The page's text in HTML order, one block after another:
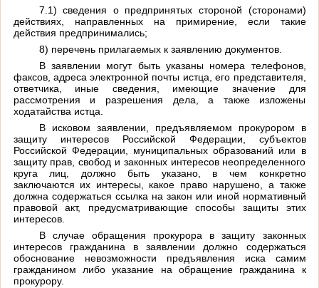
7.1) сведения о предпринятых стороной (сторонами)
действиях, направленных на примирение, если такие
действия предпринимались;
8) перечень прилагаемых к заявлению документов.
В заявлении могут быть указаны номера телефонов,
факсов, адреса электронной почты истца, его представителя,
ответчика, иные сведения, имеющие значение для
рассмотрения и разрешения дела, а также изложены
ходатайства истца.
В исковом заявлении, предъявляемом прокурором в
защиту интересов Российской Федерации, субъектов
Российской Федерации, муниципальных образований или в
защиту прав, свобод и законных интересов неопределенного
круга лиц, должно быть указано, в чем конкретно
заключаются их интересы, какое право нарушено, а также
должна содержаться ссылка на закон или иной нормативный
правовой акт, предусматривающие способы защиты этих
интересов.
В случае обращения прокурора в защиту законных
интересов гражданина в заявлении должно содержаться
обоснование невозможности предъявления иска самим
гражданином либо указание на обращение гражданина к
прокурору.